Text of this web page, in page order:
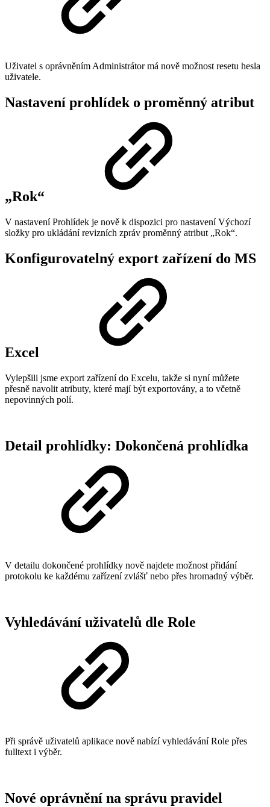
Uživatel s oprávněním Administrátor má nově možnost resetu hesla
uživatele.
Nastavení prohlídek o proměnný atribut
„Rok“
V nastavení Prohlídek je nově k dispozici pro nastavení Výchozí
složky pro ukládání revizních zpráv proměnný atribut „Rok“.
Konfigurovatelný export zařízení do MS
Excel
Vylepšili jsme export zařízení do Excelu, takže si nyní můžete
přesně navolit atributy, které mají být exportovány, a to včetně
nepovinných polí.
Detail prohlídky: Dokončená prohlídka
V detailu dokončené prohlídky nově najdete možnost přidání
protokolu ke každému zařízení zvlášť nebo přes hromadný výběr.
Vyhledávání uživatelů dle Role
Při správě uživatelů aplikace nově nabízí vyhledávání Role přes
fulltext i výběr.
Nové oprávnění na správu pravidel